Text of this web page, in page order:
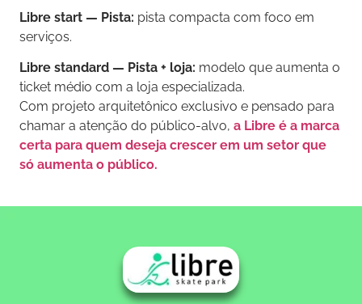
Libre start — Pista: pista compacta com foco em
serviços.
Libre standard — Pista + loja: modelo que aumenta o
ticket médio com a loja especializada.
Com projeto arquitetônico exclusivo e pensado para
chamar a atenção do público-alvo, a Libre é a marca
certa para quem deseja crescer em um setor que
só aumenta o público.